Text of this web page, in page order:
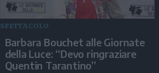
SPETTACOLO
Barbara Bouchet alle Giornate
della Luce: “Devo ringraziare
Quentin Tarantino”